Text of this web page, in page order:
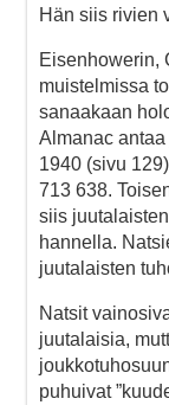
Hän siis rivien
Eisenhowerin,
muistelmissa
sanaakaan
Almanac
1940 (sivu
713 638.
siis
hannella.
juu­talaisten
Natsit
juutalaisia,
puhuivat